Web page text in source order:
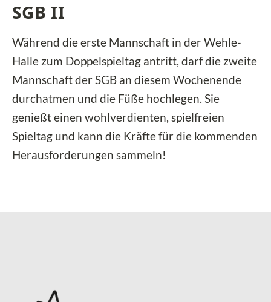
SGB II
Während die erste Mannschaft in der Wehle-
Halle zum Doppelspieltag antritt, darf die zweite
Mannschaft der SGB an diesem Wochenende
durchatmen und die Füße hochlegen. Sie
genießt einen wohlverdienten, spielfreien
Spieltag und kann die Kräfte für die kommenden
Herausforderungen sammeln!